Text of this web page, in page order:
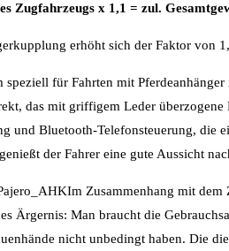
Zugfahrzeugs x 1,1 = zul.
erhöht sich der Faktor von
speziell für Fahrten mit
das mit griffigem Leder
und Bluetooth-Telefonsteuerung, die
der Fahrer eine gute Aussicht
Im Zusammenhang mit
Ärgernis: Man braucht die
nicht unbedingt haben. Die